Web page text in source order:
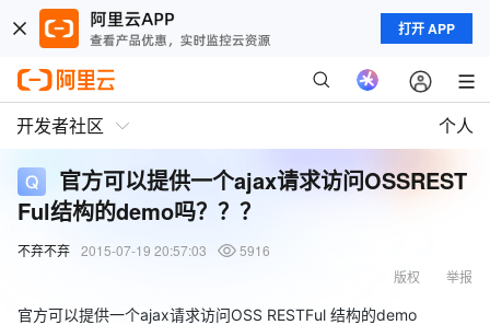
打开 APP
开发者社区 个人
官方可以提供一个ajax请求访问OSSREST
Ful结构的demo吗？？？
不弃不弃 2015-07-19 20:57:03
5916
举报
版权
官方可以提供一个ajax请求访问OSS RESTFul 结构的demo